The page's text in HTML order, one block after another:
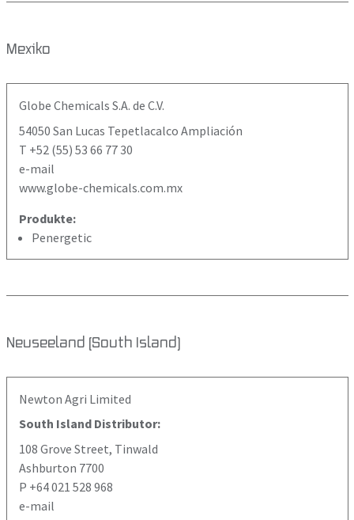
Mexiko
Globe Chemicals S.A. de C.V.
54050 San Lucas Tepetlacalco Ampliación
T +52 (55) 53 66 77 30
e-mail
www.globe-chemicals.com.mx
Produkte:
Penergetic
Neuseeland (South Island)
Newton Agri Limited
South Island Distributor:
108 Grove Street, Tinwald
Ashburton 7700
P +64 021 528 968
e-mail